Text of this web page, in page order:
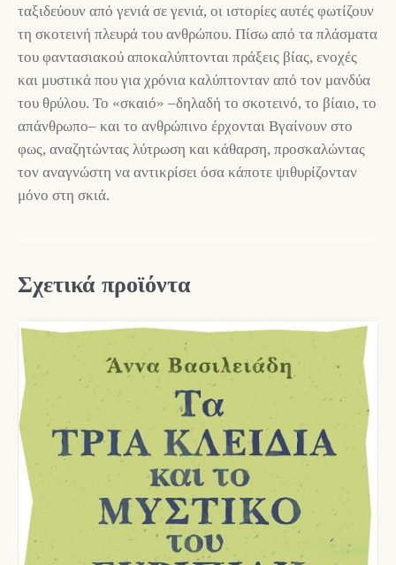
ταξιδεύουν από γενιά σε γενιά, οι ιστορίες αυτές φωτίζουν
τη σκοτεινή πλευρά του ανθρώπου. Πίσω από τα πλάσματα
του φαντασιακού αποκαλύπτονται πράξεις βίας, ενοχές
και μυστικά που για χρόνια καλύπτονταν από τον μανδύα
του θρύλου. Το «σκαιό» –δηλαδή το σκοτεινό, το βίαιο, το
απάνθρωπο– και το ανθρώπινο έρχονται Βγαίνουν στο
φως, αναζητώντας λύτρωση και κάθαρση, προσκαλώντας
τον αναγνώστη να αντικρίσει όσα κάποτε ψιθυρίζονταν
μόνο στη σκιά.
Σχετικά προϊόντα